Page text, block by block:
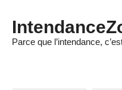
Parce que l’intendance,